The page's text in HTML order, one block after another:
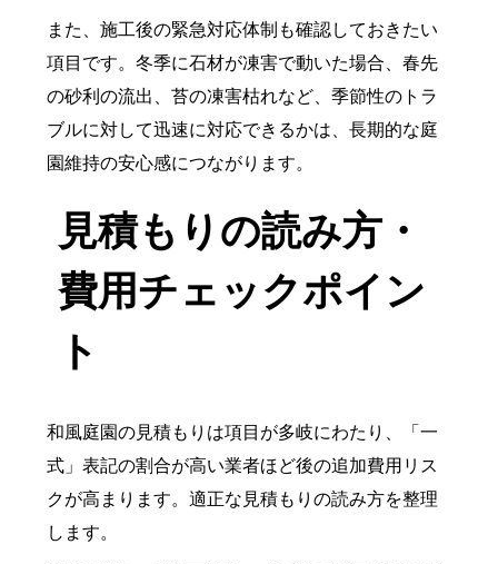
また、施工後の緊急対応体制も確認しておきたい
項目です。冬季に石材が凍害で動いた場合、春先
の砂利の流出、苔の凍害枯れなど、季節性のトラ
ブルに対して迅速に対応できるかは、長期的な庭
園維持の安心感につながります。
見積もりの読み方・
費用チェックポイン
ト
和風庭園の見積もりは項目が多岐にわたり、「一
式」表記の割合が高い業者ほど後の追加費用リス
クが高まります。適正な見積もりの読み方を整理
します。